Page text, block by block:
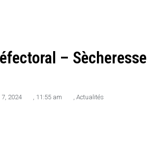
– Sècheresse
7, 2024 , 11:55 am , Actualités